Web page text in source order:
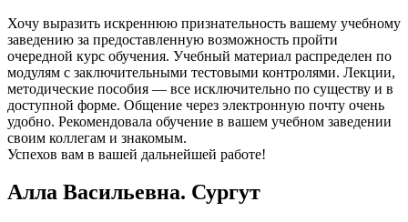
Хочу выразить искреннюю признательность вашему учебному
заведению за предоставленную возможность пройти
очередной курс обучения. Учебный материал распределен по
модулям с заключительными тестовыми контролями. Лекции,
методические пособия — все исключительно по существу и в
доступной форме. Общение через электронную почту очень
удобно. Рекомендовала обучение в вашем учебном заведении
своим коллегам и знакомым.
Успехов вам в вашей дальнейшей работе!
Алла Васильевна. Сургут